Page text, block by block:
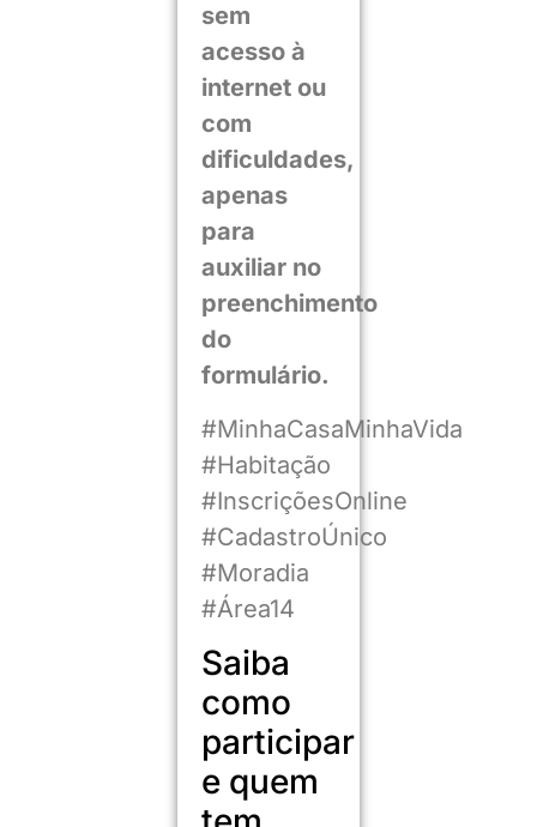
sem
acesso à
internet ou
com
dificuldades,
apenas
para
auxiliar no
preenchimento
do
formulário.
#MinhaCasaMinhaVida
#Habitação
#InscriçõesOnline
#CadastroÚnico
#Moradia
#Área14
Saiba
como
participar
e quem